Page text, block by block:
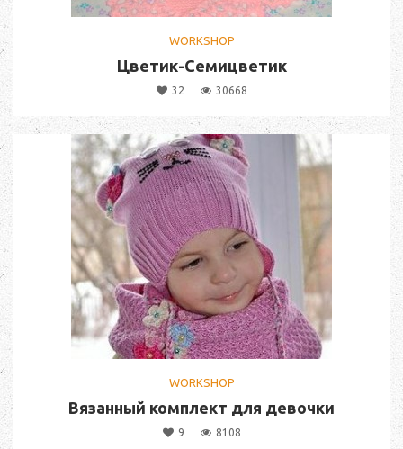
WORKSHOP
Цветик-Семицветик
32 30668
WORKSHOP
Вязанный комплект для девочки
9 8108